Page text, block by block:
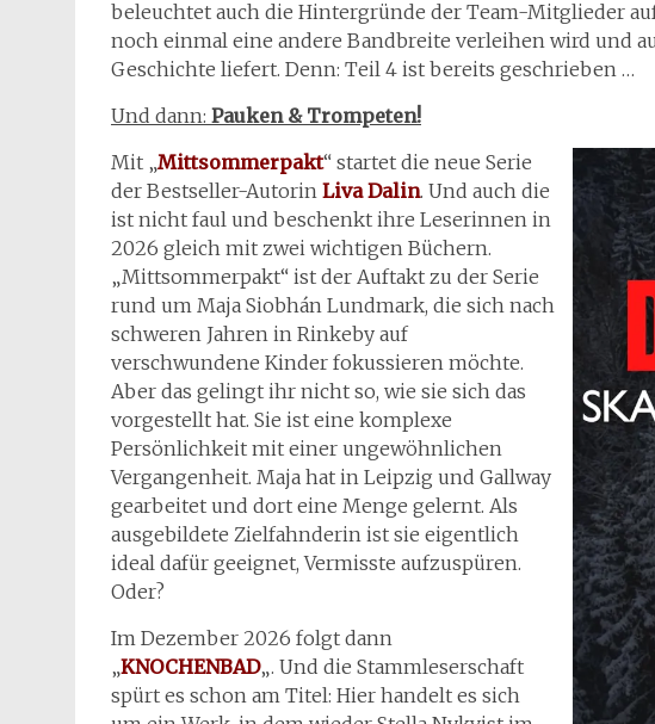
beleuchtet auch die Hintergründe der Team-Mitglieder
noch einmal eine andere Bandbreite verleihen wird und
Geschichte liefert. Denn: Teil 4 ist bereits geschrieben …
Und dann: Pauken & Trompeten!
Mit „Mittsommerpakt“ startet die neue Serie
der Bestseller-Autorin Liva Dalin. Und auch die
ist nicht faul und beschenkt ihre Leserinnen in
2026 gleich mit zwei wichtigen Büchern.
„Mittsommerpakt“ ist der Auftakt zu der Serie
rund um Maja Siobhán Lundmark, die sich nach
schweren Jahren in Rinkeby auf
verschwundene Kinder fokussieren möchte.
Aber das gelingt ihr nicht so, wie sie sich das
vorgestellt hat. Sie ist eine komplexe
Persönlichkeit mit einer ungewöhnlichen
Vergangenheit. Maja hat in Leipzig und Gallway
gearbeitet und dort eine Menge gelernt. Als
ausgebildete Zielfahnderin ist sie eigentlich
ideal dafür geeignet, Vermisste aufzuspüren.
Oder?
Im Dezember 2026 folgt dann
„KNOCHENBAD„. Und die Stammleserschaft
spürt es schon am Titel: Hier handelt es sich